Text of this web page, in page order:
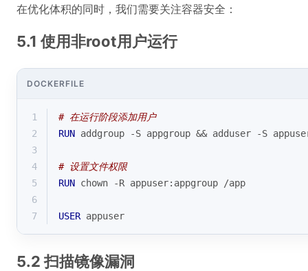
在优化体积的同时，我们需要关注容器安全：
5.1 使用非root用户运行
DOCKERFILE
1
# 在运行阶段添加用户
2
RUN addgroup -S appgroup && adduser -S
3
4
# 设置文件权限
5
RUN chown -R appuser:appgroup /app
6
7
USER appuser
5.2 扫描镜像漏洞